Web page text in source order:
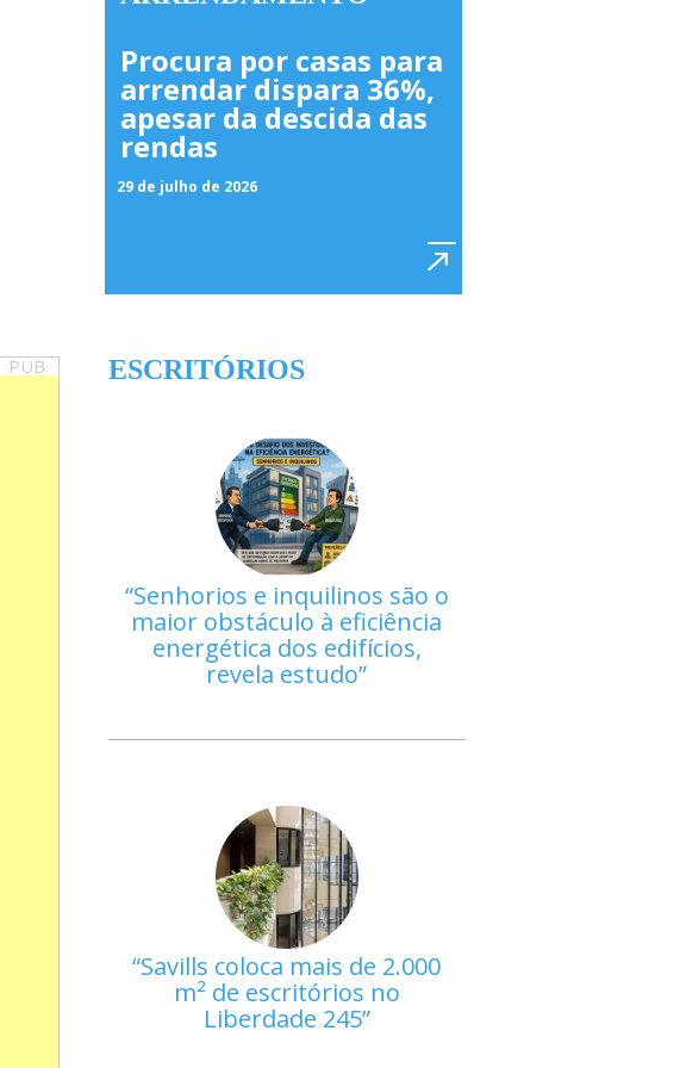
Procura por casas para
arrendar dispara 36%,
apesar da descida das
rendas
29 de julho de 2026
PUB ESCRITÓRIOS
Senhorios e inquilinos são o
maior obstáculo à eficiência
energética dos edifícios,
revela estudo
Savills coloca mais de 2.000
m² de escritórios no
Liberdade 245